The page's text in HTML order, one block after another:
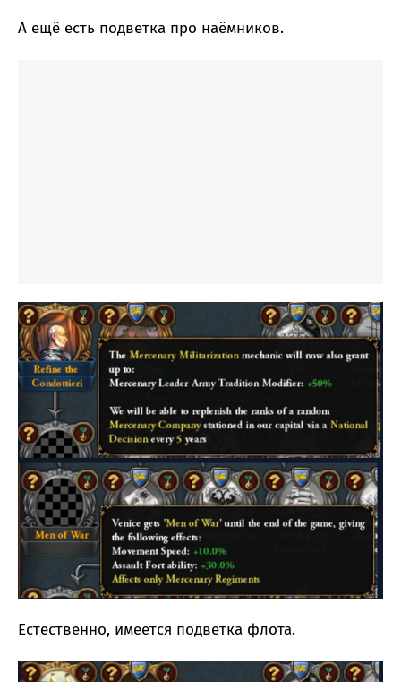
А ещё есть подветка про наёмников.
Естественно, имеется подветка флота.